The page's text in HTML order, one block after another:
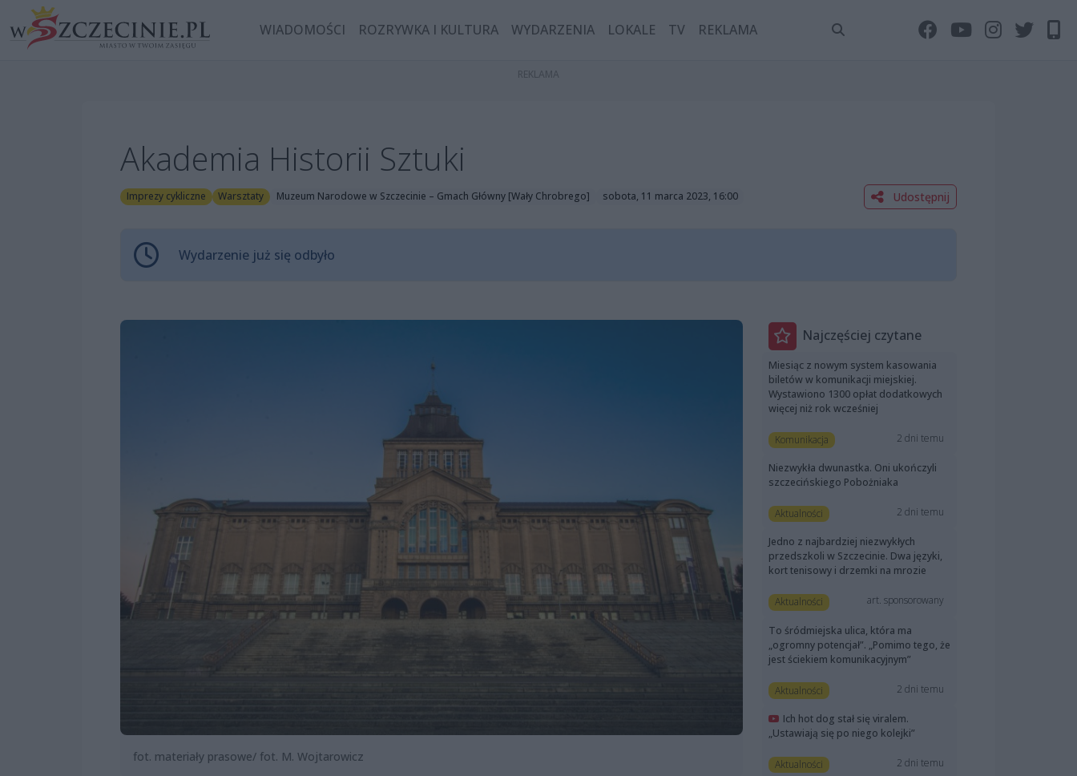
WIADOMOŚCI ROZRYWKA I KULTURA WYDARZENIA LOKALE TV REKLAMA
Akademia Historii Sztuki
Imprezy cykliczne Warsztaty Muzeum Narodowe w Szczecinie – Gmach Główny [Wały Chrobrego] sobota, 11 marca 2023, 16:00 Udostępnij
Wydarzenie już się odbyło
fot. materiały prasowe/ fot. M. Wojtarowicz
Najczęściej czytane
Miesiąc z nowym system kasowania
biletów w komunikacji miejskiej.
Wystawiono 1300 opłat dodatkowych
więcej niż rok wcześniej
Komunikacja 2 dni temu
Niezwykła dwunastka. Oni ukończyli
szczecińskiego Pobożniaka
Aktualności 2 dni temu
Jedno z najbardziej niezwykłych
przedszkoli w Szczecinie. Dwa języki,
kort tenisowy i drzemki na mrozie
Aktualności art. sponsorowany
To śródmiejska ulica, która ma
„ogromny potencjał”. „Pomimo tego, że
jest ściekiem komunikacyjnym”
Aktualności 2 dni temu
Ich hot dog stał się viralem.
„Ustawiają się po niego kolejki”
Aktualności 2 dni temu